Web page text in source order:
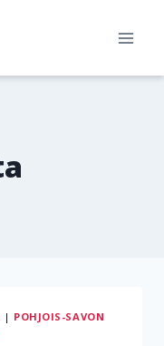
| POHJOIS-SAVON